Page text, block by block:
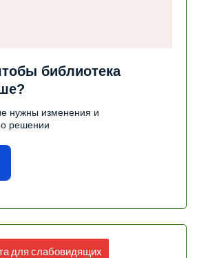
библиотека
нужны изменения и
о решении
для слабовидящих